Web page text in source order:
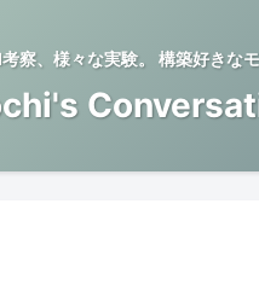
察、様々な実験。 構築好きな